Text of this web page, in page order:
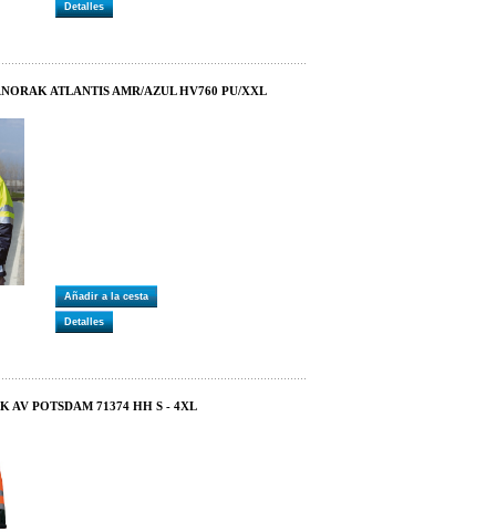
Detalles
ATLANTIS AMR/AZUL HV760 PU/XXL
Añadir a la cesta
Detalles
AV POTSDAM 71374 HH S - 4XL